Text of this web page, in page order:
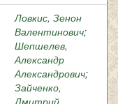
Ловкис, Зенон
Валентинович;
Шепшелев,
Александр
Александрович;
Зайченко,